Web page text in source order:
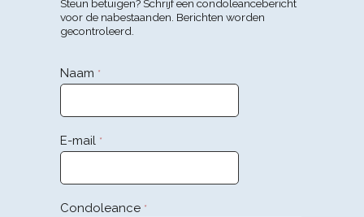
Steun betuigen? Schrijf een condoleancebericht
voor de nabestaanden. Berichten worden
gecontroleerd.
Naam *
E-mail *
Condoleance *